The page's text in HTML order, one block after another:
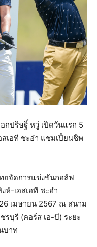
กปริษฐิ์ หวู่ เปิดวันแรก 5
สเอที ชะอำ แชมเปี้ยนชิพ
ยจัดการแข่งขันกอล์ฟ
ห์-เอสเอที ชะอำ
เมษายน 2567 ณ สนาม
รบุรี (คอร์ส เอ-บี) ระยะ
บาท